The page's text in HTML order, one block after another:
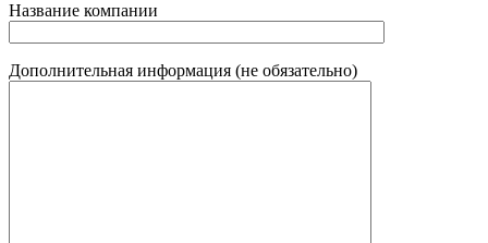
Название компании
Дополнительная информация (не обязательно)